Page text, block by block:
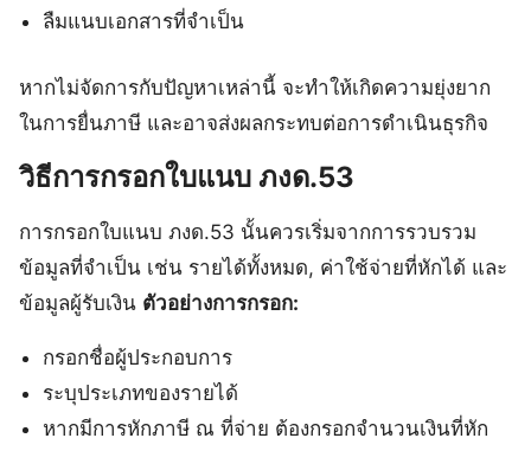
ลืมแนบเอกสารที่จำเป็น
หากไม่จัดการกับปัญหาเหล่านี้ จะทำให้เกิดความยุ่งยาก
ในการยื่นภาษี และอาจส่งผลกระทบต่อการดำเนินธุรกิจ
วิธีการกรอกใบแนบ ภงด.53
การกรอกใบแนบ ภงด.53 นั้นควรเริ่มจากการรวบรวม
ข้อมูลที่จำเป็น เช่น รายได้ทั้งหมด, ค่าใช้จ่ายที่หักได้ และ
ข้อมูลผู้รับเงิน ตัวอย่างการกรอก:
กรอกชื่อผู้ประกอบการ
ระบุประเภทของรายได้
หากมีการหักภาษี ณ ที่จ่าย ต้องกรอกจำนวนเงินที่หัก